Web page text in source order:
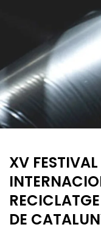
XV FESTIVAL
DE